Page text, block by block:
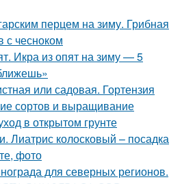
перцем на зиму. Грибная
с чесноком
Икра из опят на зиму — 5
или садовая. Гортензия
сортов и выращивание
в открытом грунте
Лиатрис колосковый – посадка
фото
для северных регионов.